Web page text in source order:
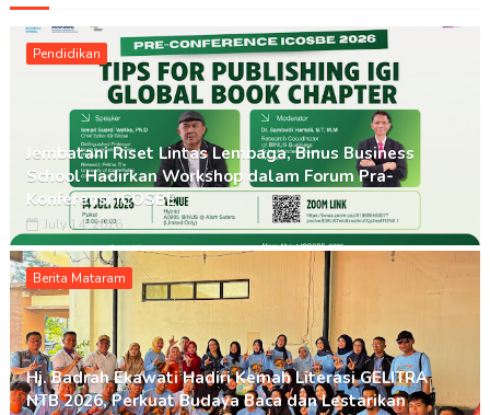
Pendidikan
Jembatani Riset Lintas Lembaga, Binus Business
School Hadirkan Workshop dalam Forum Pra-
Konferensi ICOSBE
July 14, 2026
Berita Mataram
Hj. Badrah Ekawati Hadiri Kemah Literasi GELITRA
NTB 2026, Perkuat Budaya Baca dan Lestarikan